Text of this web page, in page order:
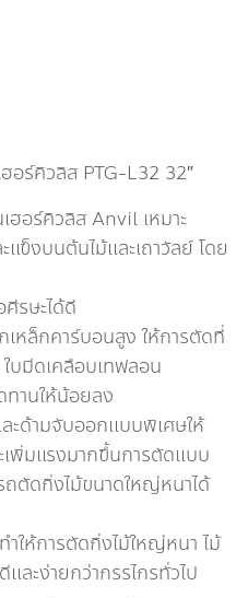
อร์คิวลิส PTG-L32 32″
ฮอร์คิวลิส Anvil เหมาะ
ข็งบนต้นไม้และเถาวัลย์ โดย
รษะได้ดี
เหล็กคาร์บอนสูง ให้การตัดที่
บมีดเคลือบเทฟลอน
ทานให้น้อยลง
ะด้ามจับออกแบบพิเศษให้
เพิ่มแรงมากขึ้นการตัดแบบ
ตัดกิ่งไม้ขนาดใหญ่หนาได้
ให้การตัดกิ่งไม้ใหญ่หนา ไม้
ละง่ายกว่ากรรไกรทั่วไป